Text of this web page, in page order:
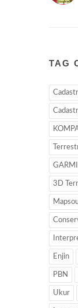
TAG
3D
Enjin
PBN
Ukur